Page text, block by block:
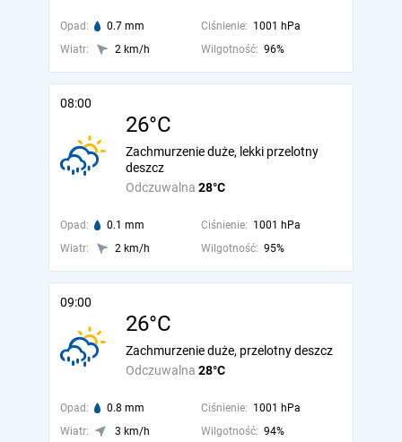
Opad: 0.7 mm Ciśnienie: 1001 hPa
Wiatr:
2 km/h Wilgotność: 96%
08:00
26°C
Odczuwalna 28°C
Zachmurzenie duże, lekki przelotny
deszcz
Opad: 0.1 mm Ciśnienie: 1001 hPa
Wiatr:
2 km/h Wilgotność: 95%
09:00
26°C
Odczuwalna 28°C
Zachmurzenie duże, przelotny deszcz
Opad: 0.8 mm Ciśnienie: 1001 hPa
Wiatr:
3 km/h Wilgotność: 94%